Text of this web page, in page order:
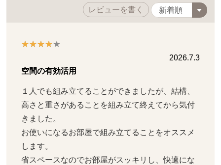
レビューを書く
2026.7.3
空間の有効活用
１人でも組み立てることができましたが、結構、
高さと重さがあることを組み立て終えてから気付
きました。
お使いになるお部屋で組み立てることをオススメ
します。
省スペースなのでお部屋がスッキリし、快適にな